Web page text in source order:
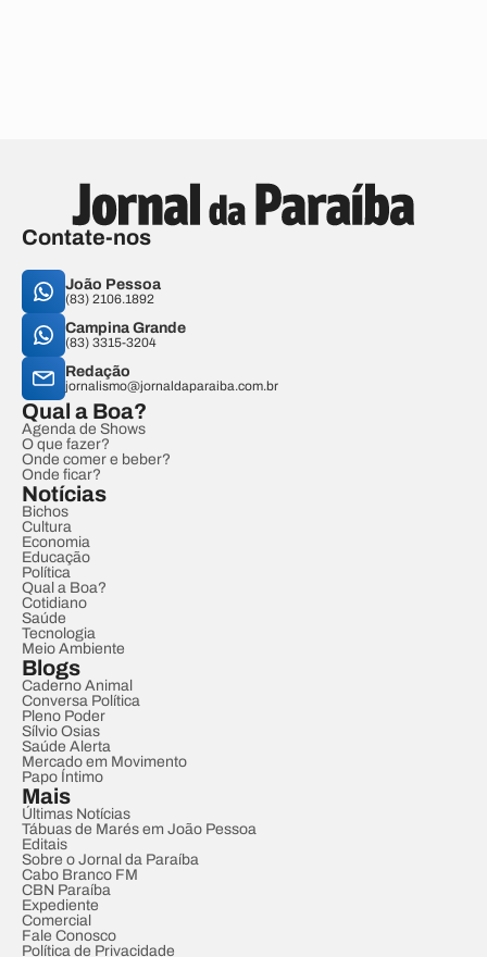
Contate-nos
João Pessoa
(83) 2106.1892
Campina Grande
(83) 3315-3204
Redação
jornalismo@jornaldaparaiba.com.br
Qual a Boa?
Agenda de Shows
O que fazer?
Onde comer e beber?
Onde ficar?
Notícias
Bichos
Cultura
Economia
Educação
Política
Qual a Boa?
Cotidiano
Saúde
Tecnologia
Meio Ambiente
Blogs
Caderno Animal
Conversa Política
Pleno Poder
Sílvio Osias
Saúde Alerta
Mercado em Movimento
Papo Íntimo
Mais
Últimas Notícias
Tábuas de Marés em João Pessoa
Editais
Sobre o Jornal da Paraíba
Cabo Branco FM
CBN Paraíba
Expediente
Comercial
Fale Conosco
Política de Privacidade